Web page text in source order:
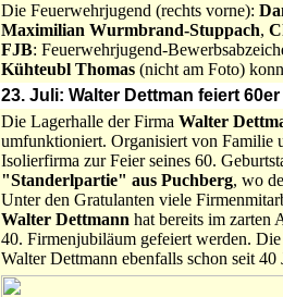
Die Feuerwehrjugend (rechts vorne):
Maximilian Wurmbrand-Stuppach,
FJB: Feuerwehrjugend-
Kühteubl Thomas (nicht am Foto)
23. Juli: Walter Dettman feiert
Die Lagerhalle der Firma Walter
umfunktioniert. Organisiert von Familie
Isolierfirma zur Feier seines 60.
"Standerlpartie" aus Puchberg, wo
Unter den Gratulanten viele
Walter Dettmann hat bereits im zarten
40. Firmenjubiläum gefeiert werden.
Walter Dettmann ebenfalls schon seit